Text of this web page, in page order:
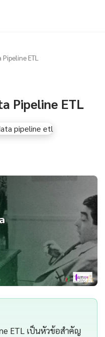
ETL
Pipeline ETL
ETL เป็นหัวข้อสำคัญ